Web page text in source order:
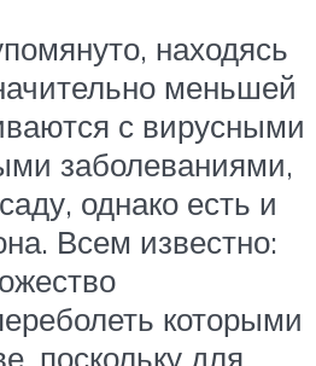
находясь
меньшей
с вирусными
заболеваниями,
однако есть и
Всем известно:
которыми
поскольку для